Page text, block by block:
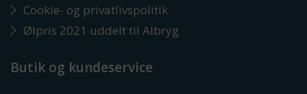
Cookie- og privatlivspolitik
Ølpris 2021 uddelt til Albryg
Butik og kundeservice